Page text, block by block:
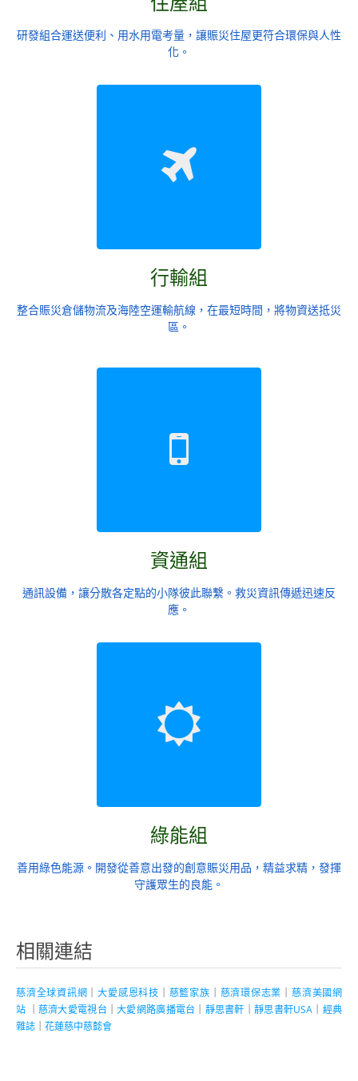
研發組合運送便利、用水用電考量，讓賑災住屋更符合環保與人性
化。
行輸組
整合賑災倉儲物流及海陸空運輸航線，在最短時間，將物資送抵災
區。
資通組
通訊設備，讓分散各定點的小隊彼此聯繫。救災資訊傳遞迅速反
應。
綠能組
善用綠色能源。開發從善意出發的創意賑災用品，精益求精，發揮
守護眾生的良能。
相關連結
慈濟全球資訊網 ｜大愛感恩科技 慈籃家族 慈濟環保志業
慈濟美國網
站
慈濟大愛電視台 ｜大愛網路廣播電台 靜思書軒 ｜靜思書軒USA
經典
雜誌
花蓮慈中慈懿會